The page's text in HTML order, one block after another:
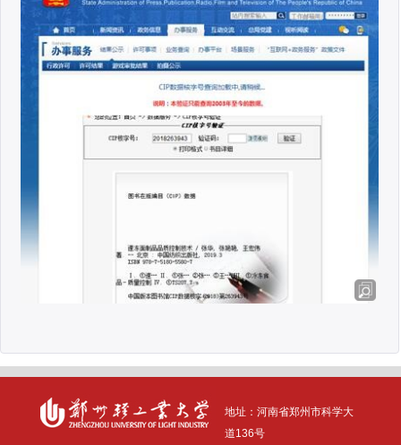
地址：河南省郑州市科学大
道136号